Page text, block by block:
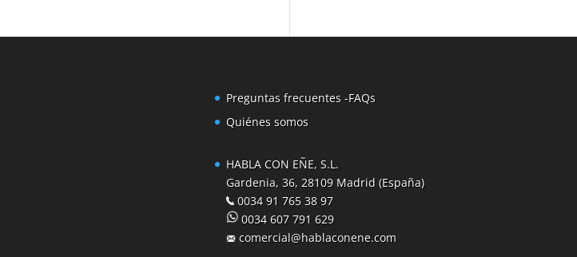
Preguntas frecuentes -FAQs
Quiénes somos
HABLA CON EÑE, S.L.
Gardenia, 36, 28109 Madrid (España)
0034 91 765 38 97
0034 607 791 629
comercial@hablaconene.com